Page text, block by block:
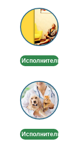
Тантрический
массаж
Исполнитель
Ветеринарный
врач
-
Выезд
дом
Исполнитель